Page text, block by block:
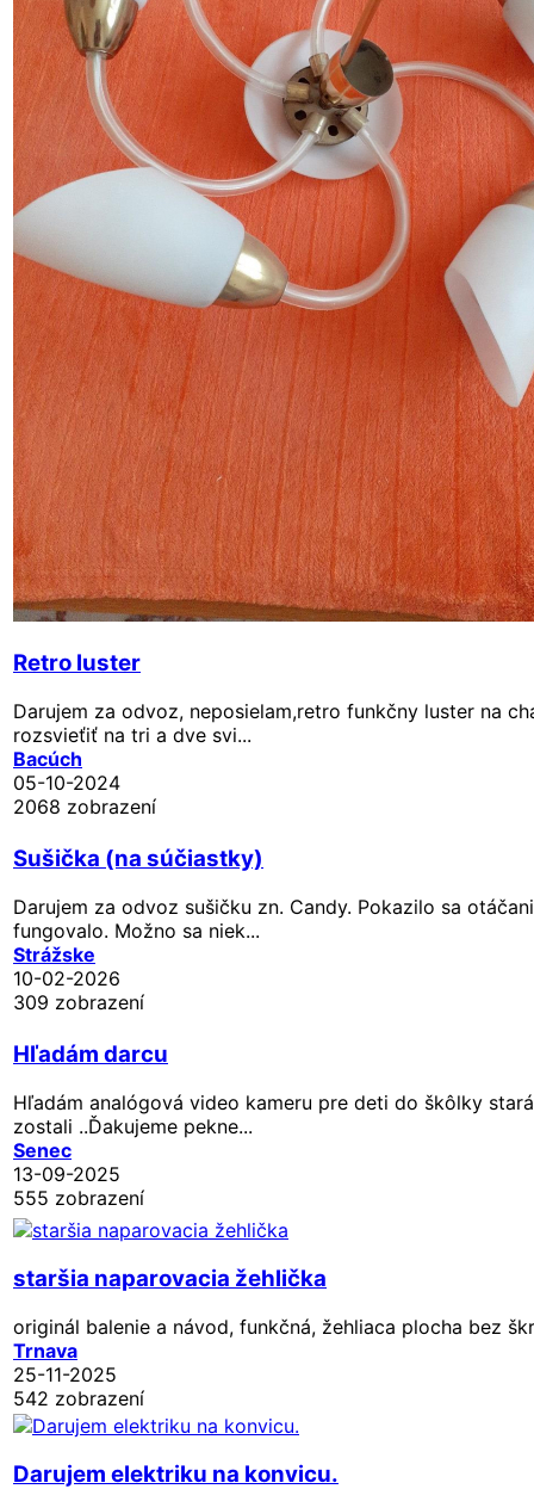
Retro luster
Darujem za odvoz, neposielam,retro funkčny luster na
rozsvieťiť na tri a dve svi...
Bacúch
05-10-2024
2068 zobrazení
Sušička (na súčiastky)
Darujem za odvoz sušičku zn. Candy. Pokazilo sa
fungovalo. Možno sa niek...
Strážske
10-02-2026
309 zobrazení
Hľadám darcu
Hľadám analógová video kameru pre deti do škôlky
zostali ..Ďakujeme pekne...
Senec
13-09-2025
555 zobrazení
staršia naparovacia žehlička
originál balenie a návod, funkčná, žehliaca plocha bez
Trnava
25-11-2025
542 zobrazení
Darujem elektriku na konvicu.